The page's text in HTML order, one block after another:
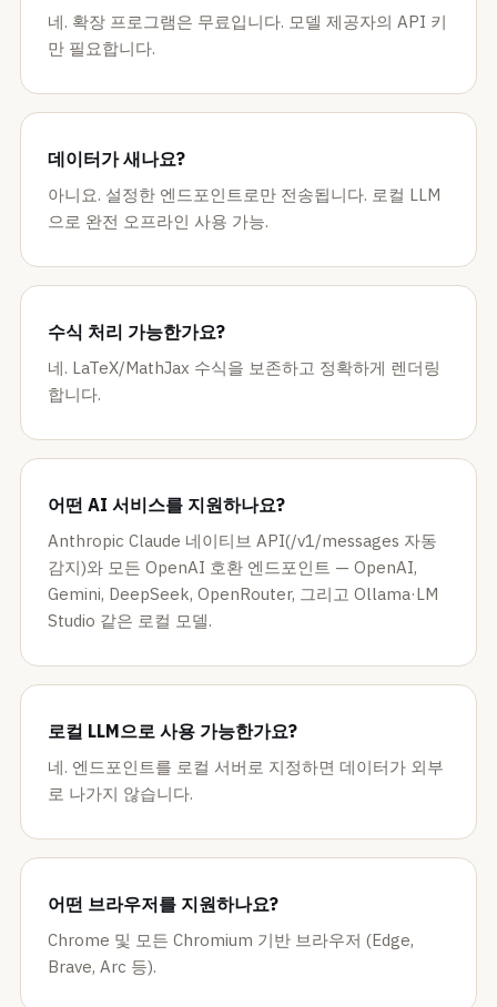
네. 확장 프로그램은 무료입니다. 모델 제공자의 API 키
만 필요합니다.
데이터가 새나요?
아니요. 설정한 엔드포인트로만 전송됩니다. 로컬 LLM
으로 완전 오프라인 사용 가능.
수식 처리 가능한가요?
네. LaTeX/MathJax 수식을 보존하고 정확하게 렌더링
합니다.
어떤 AI 서비스를 지원하나요?
Anthropic Claude 네이티브 API(/v1/messages 자동
감지)와 모든 OpenAI 호환 엔드포인트 — OpenAI,
Gemini, DeepSeek, OpenRouter, 그리고 Ollama·LM
Studio 같은 로컬 모델.
로컬 LLM으로 사용 가능한가요?
네. 엔드포인트를 로컬 서버로 지정하면 데이터가 외부
로 나가지 않습니다.
어떤 브라우저를 지원하나요?
Chrome 및 모든 Chromium 기반 브라우저 (Edge,
Brave, Arc 등).